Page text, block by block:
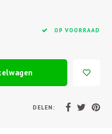
OP VOORRAAD
DELEN: